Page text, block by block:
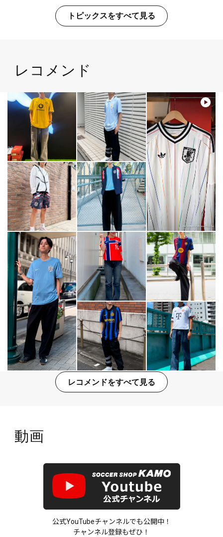
トピックスをすべて見る
レコメンド
レコメンドをすべて見る
動画
公式YouTubeチャンネルでも公開中！
チャンネル登録もぜひ！